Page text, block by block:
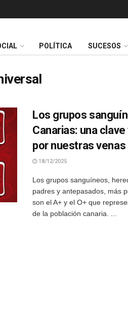
POLÍTICA SUCESOS
Los grupos
Canarias: una
por nuestras venas
18/12/2025
Los grupos sanguíneos,
padres y antepasados, más
son el A+ y el O+ que
de la población canaria. ...